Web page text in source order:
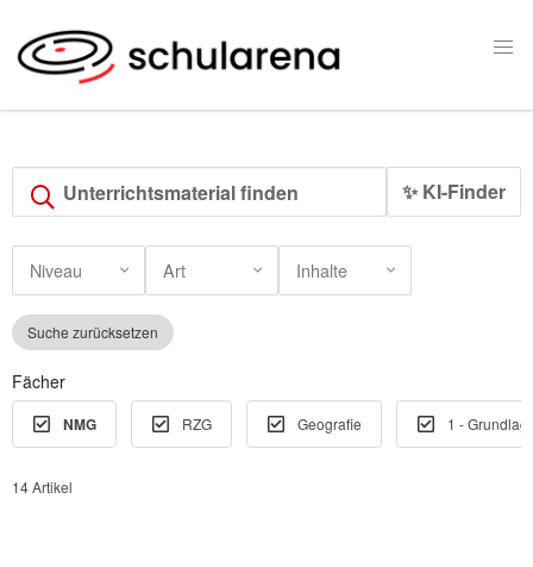
✨ KI-Finder
Niveau Art Inhalte
Suche zurücksetzen
Fächer
NMG RZG Geografie 1 -
14 Artikel